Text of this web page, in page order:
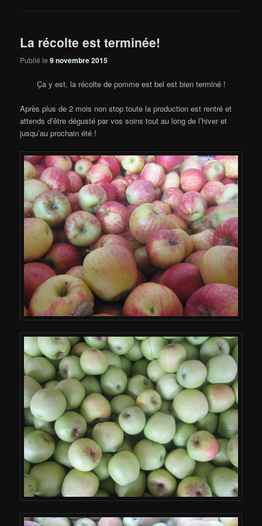
La récolte est terminée!
Publié le9 novembre 2015
Ça y est, la récolte de pomme est bel est bien terminé !
Après plus de 2 mois non stop toute la production est rentré et
attends d’être dégusté par vos soins tout au long de l’hiver et
jusqu’au prochain été !